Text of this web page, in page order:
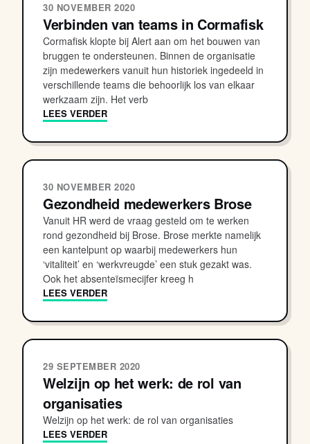
30 NOVEMBER 2020
Verbinden van teams in Cormafisk
Cormafisk klopte bij Alert aan om het bouwen van
bruggen te ondersteunen. Binnen de organisatie
zijn medewerkers vanuit hun historiek ingedeeld in
verschillende teams die behoorlijk los van elkaar
werkzaam zijn. Het verb
LEES VERDER
30 NOVEMBER 2020
Gezondheid medewerkers Brose
Vanuit HR werd de vraag gesteld om te werken
rond gezondheid bij Brose. Brose merkte namelijk
een kantelpunt op waarbij medewerkers hun
‘vitaliteit’ en ‘werkvreugde’ een stuk gezakt was.
Ook het absenteïsmecijfer kreeg h
LEES VERDER
29 SEPTEMBER 2020
Welzijn op het werk: de rol van
organisaties
Welzijn op het werk: de rol van organisaties
LEES VERDER